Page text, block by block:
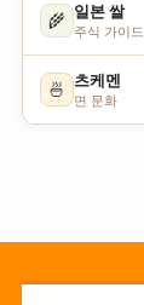
🌾 일본 쌀
주식 가이드
🍜 츠케멘
면 문화